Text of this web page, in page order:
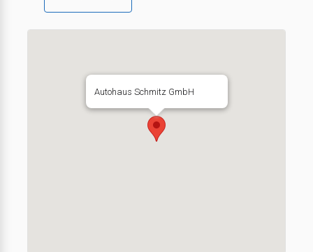
Autohaus Schmitz GmbH